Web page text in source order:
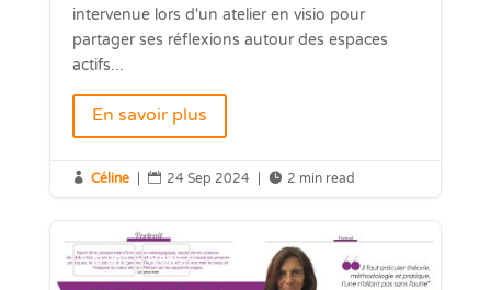
intervenue lors d'un atelier en visio pour
partager ses réflexions autour des espaces
actifs...
En savoir plus
 Céline  24 Sep 2024  2 min read
A la une News